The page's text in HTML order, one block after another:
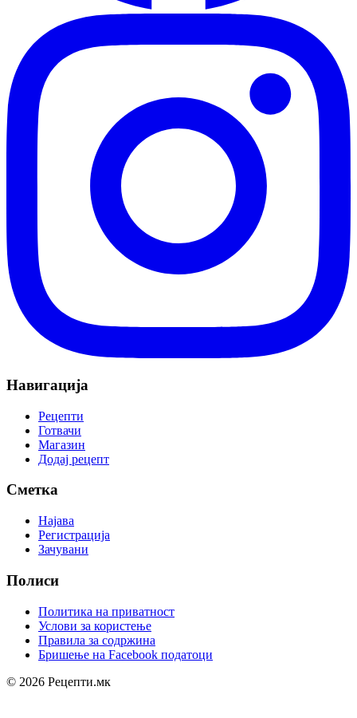
Навигација
Рецепти
Готвачи
Магазин
Додај рецепт
Сметка
Најава
Регистрација
Зачувани
Полиси
Политика на приватност
Услови за користење
Правила за содржина
Бришење на Facebook податоци
© 2026 Рецепти.мк